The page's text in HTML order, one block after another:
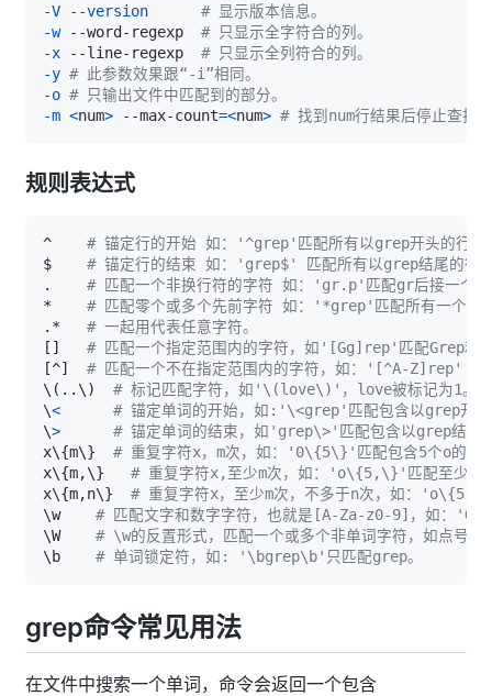
-V
--version
# 显示版本信息。
-w --word-regexp # 只显示全字符合的列。
-x --line-regexp # 只显示全列符合的列。
-y # 此参数效果跟“-i”相同。
-o # 只输出文件中匹配到的部分。
-m <num> --max-count=<num> # 找到num行结果后停止查找
规则表达式
^ # 锚定行的开始 如：'^grep'匹配所有以grep开头的
$ # 锚定行的结束 如：'grep$' 匹配所有以grep结尾的行
.
# 匹配一个非换行符的字符 如：'gr.p'匹配gr后接一
* # 匹配零个或多个先前字符 如：'*grep'匹配所有一个
.* # 一起用代表任意字符。
[ ]
# 匹配一个指定范围内的字符，如'[Gg]rep'匹配
[^]
# 匹配一个不在指定范围内的字符，如：'[^A-Z]rep'
\ ( .. \ )
# 标记匹配字符，如'\(love\)'，love被标记为
\<
# 锚定单词的开始，如:'\<grep'匹配包含以grep
\>
# 锚定单词的结束，如'grep\>'匹配包含以grep结
x\{m\}
# 重复字符x，m次，如：'0\{5\}'匹配包含5个o
x\{m,\}
# 重复字符x,至少m次，如：'o\{5,\}'匹配至少
x\{m,n\}
# 重复字符x，至少m次，不多于n次，如：
\w # 匹配文字和数字字符，也就是[A-Za-z0-9]，如：
\W # \w的反置形式，匹配一个或多个非单词字符，如点
\ b # 单词锁定符，如: '\bgrep\b'只匹配grep。
grep命令常见用法
在文件中搜索一个单词，命令会返回一个包含